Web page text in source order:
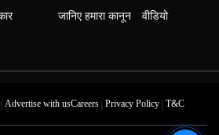
जानिए हमारा कानून वीडियो
Advertise with usCareers| Privacy Policy| T&C